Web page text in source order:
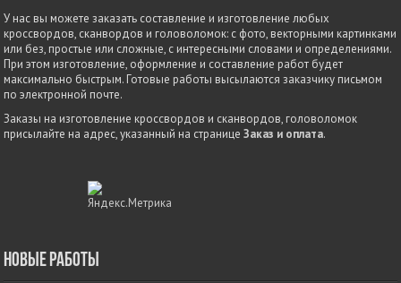
У нас вы можете заказать составление и изготовление любых
кроссвордов, сканвордов и головоломок: с фото, векторными картинками
или без, простые или сложные, с интересными словами и определениями.
При этом изготовление, оформление и составление работ будет
максимально быстрым. Готовые работы высылаются заказчику письмом
по электронной почте.
Заказы на изготовление кроссвордов и сканвордов, головоломок
присылайте на адрес, указанный на страницеЗаказ и оплата.
Новые работы